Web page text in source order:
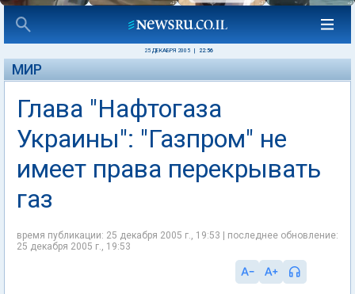
25 ДЕКАБРЯ 2005 22:56
МИР
Глава "Нафтогаза
Украины": "Газпром" не
имеет права перекрывать
газ
время публикации: 25 декабря 2005 г., 19:53 | последнее обновление:
25 декабря 2005 г., 19:53